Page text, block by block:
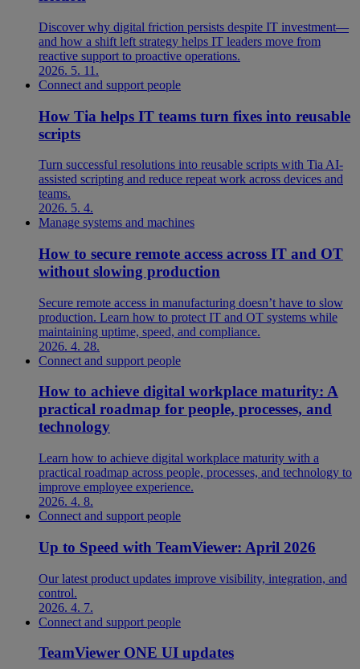
Discover why digital friction persists despite IT investment—
and how a shift left strategy helps IT leaders move from
reactive support to proactive operations.
2026. 5. 11.
Connect and support people
How Tia helps IT teams turn fixes into reusable
scripts
Turn successful resolutions into reusable scripts with Tia AI-
assisted scripting and reduce repeat work across devices and
teams.
2026. 5. 4.
Manage systems and machines
How to secure remote access across IT and OT
without slowing production
Secure remote access in manufacturing doesn’t have to slow
production. Learn how to protect IT and OT systems while
maintaining uptime, speed, and compliance.
2026. 4. 28.
Connect and support people
How to achieve digital workplace maturity: A
practical roadmap for people, processes, and
technology
Learn how to achieve digital workplace maturity with a
practical roadmap across people, processes, and technology to
improve employee experience.
2026. 4. 8.
Connect and support people
Up to Speed with TeamViewer: April 2026
Our latest product updates improve visibility, integration, and
control.
2026. 4. 7.
Connect and support people
TeamViewer ONE UI updates